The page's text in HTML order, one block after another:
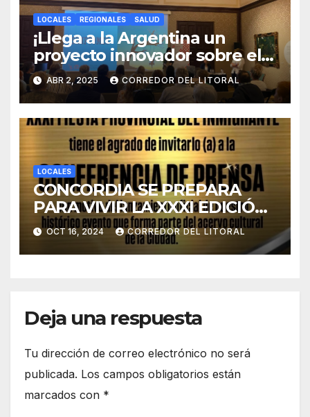
LOCALES REGIONALES SALUD
¡Llega a la Argentina un
proyecto innovador sobre el
duelo y la cultura!
ABR 2, 2025 CORREDOR DEL LITORAL
LOCALES
CONCORDIA SE PREPARA
PARA VIVIR LA XXXI EDICIÓN
DE LA FIESTA PROVINCIAL
DEL INMIGRANTE.
OCT 16, 2024 CORREDOR DEL LITORAL
Deja una respuesta
Tu dirección de correo electrónico no será
publicada. Los campos obligatorios están
marcados con *